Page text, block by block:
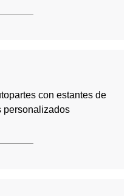
con estantes de
personalizados